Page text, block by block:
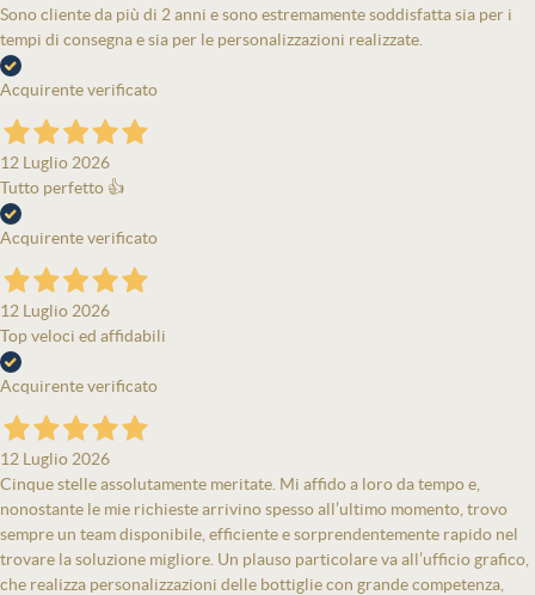
Sono cliente da più di 2 anni e sono estremamente soddisfatta sia per i
tempi di consegna e sia per le personalizzazioni realizzate.
Acquirente verificato
12 Luglio 2026
Tutto perfetto 👍
Acquirente verificato
12 Luglio 2026
Top veloci ed affidabili
Acquirente verificato
12 Luglio 2026
Cinque stelle assolutamente meritate. Mi affido a loro da tempo e,
nonostante le mie richieste arrivino spesso all’ultimo momento, trovo
sempre un team disponibile, efficiente e sorprendentemente rapido nel
trovare la soluzione migliore. Un plauso particolare va all’ufficio grafico,
che realizza personalizzazioni delle bottiglie con grande competenza,